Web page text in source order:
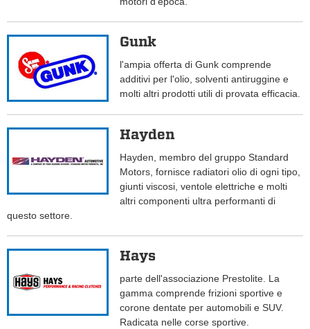
Gunk
l'ampia offerta di Gunk comprende
additivi per l'olio, solventi antiruggine e
molti altri prodotti utili di provata efficacia.
Hayden
Hayden, membro del gruppo Standard
Motors, fornisce radiatori olio di ogni tipo,
giunti viscosi, ventole elettriche e molti
altri componenti ultra performanti di
questo settore.
Hays
parte dell'associazione Prestolite. La
gamma comprende frizioni sportive e
corone dentate per automobili e SUV.
Radicata nelle corse sportive.